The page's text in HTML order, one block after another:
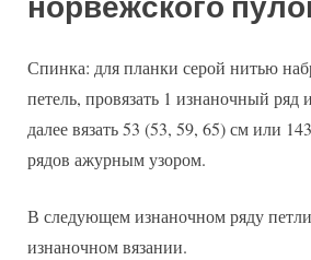
Спинка: для планки серой нитью
петель, провязать 1 изнаночный
далее вязать 53 (53, 59, 65) см или
рядов ажурным узором.
В следующем изнаночном ряду
изнаночном вязании.